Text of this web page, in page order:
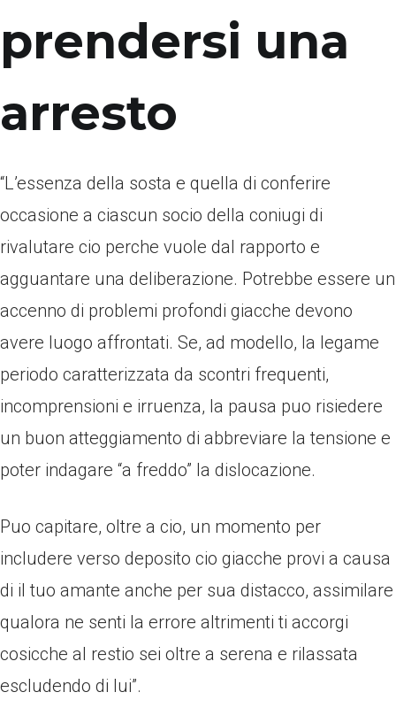
prendersi una
arresto
“L’essenza della sosta e quella di conferire
occasione a ciascun socio della coniugi di
rivalutare cio perche vuole dal rapporto e
agguantare una deliberazione. Potrebbe essere un
accenno di problemi profondi giacche devono
avere luogo affrontati. Se, ad modello, la legame
periodo caratterizzata da scontri frequenti,
incomprensioni e irruenza, la pausa puo risiedere
un buon atteggiamento di abbreviare la tensione e
poter indagare “a freddo” la dislocazione.
Puo capitare, oltre a cio, un momento per
includere verso deposito cio giacche provi a causa
di il tuo amante anche per sua distacco, assimilare
qualora ne senti la errore altrimenti ti accorgi
cosicche al restio sei oltre a serena e rilassata
escludendo di lui”.